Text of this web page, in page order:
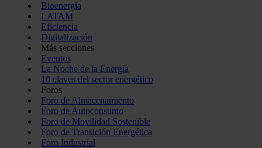
Bioenergía
LATAM
Eficiencia
Digitalización
Más secciones
Eventos
La Noche de la Energía
10 claves del sector energético
Foros
Foro de Almacenamiento
Foro de Autoconsumo
Foro de Movilidad Sostenible
Foro de Transición Energética
Foro Industrial